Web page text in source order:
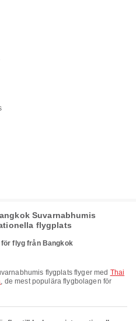
Suvarnabhumis
flygplats
flyg från Bangkok
flygplats flyger med Thai
, de mest populära flygbolagen för